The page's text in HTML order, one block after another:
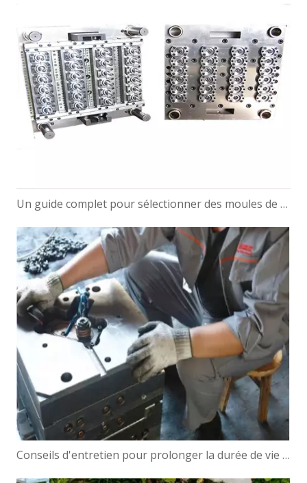
Un guide complet pour sélectionner des moules de préformes PET pour bouteilles
Conseils d'entretien pour prolonger la durée de vie de votre moule de jardinière